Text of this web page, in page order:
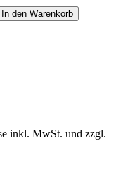
In den Warenkorb
inkl. MwSt. und zzgl.